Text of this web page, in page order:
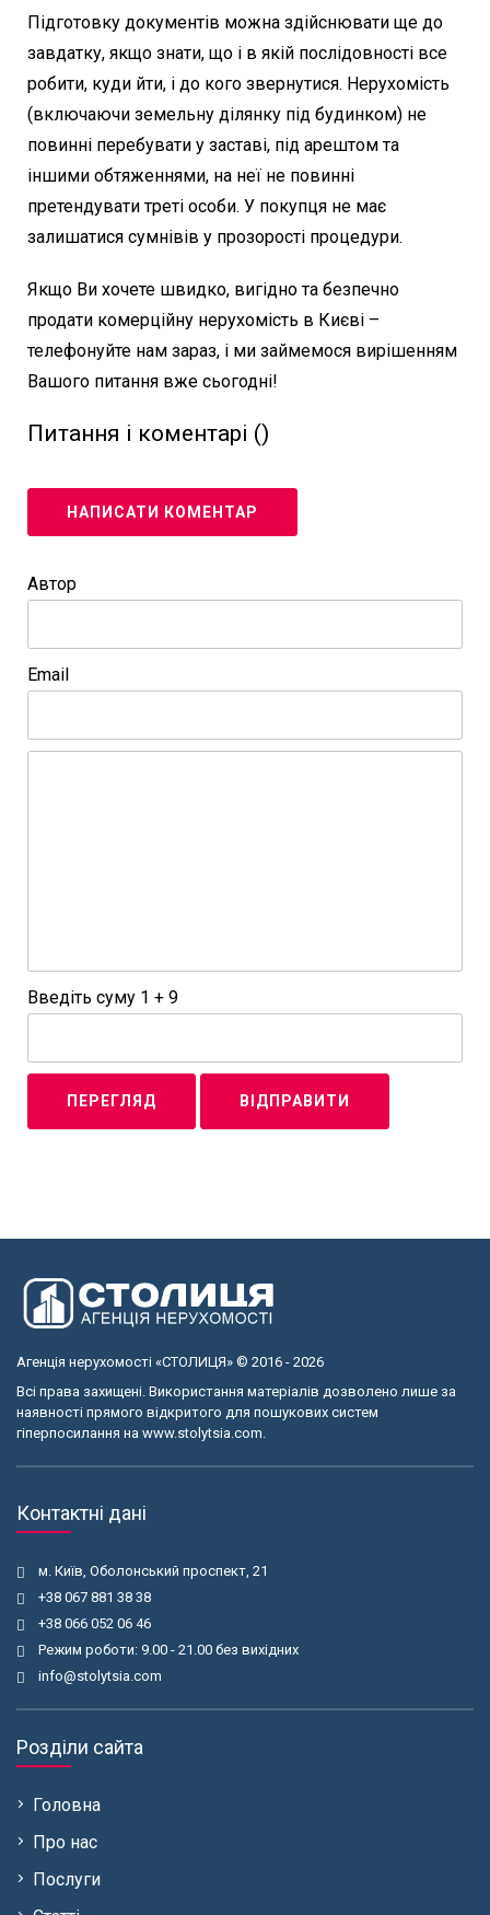
Підготовку документів можна здійснювати ще до
завдатку, якщо знати, що і в якій послідовності все
робити, куди йти, і до кого звернутися. Нерухомість
(включаючи земельну ділянку під будинком) не
повинні перебувати у заставі, під арештом та
іншими обтяженнями, на неї не повинні
претендувати треті особи. У покупця не має
залишатися сумнівів у прозорості процедури.
Якщо Ви хочете швидко, вигідно та безпечно
продати комерційну нерухомість в Києві –
телефонуйте нам зараз, і ми займемося вирішенням
Вашого питання вже сьогодні!
Питання і коментарі ()
НАПИСАТИ КОМЕНТАР
Автор
Email
Введіть суму 1 + 9
Агенція нерухомості «СТОЛИЦЯ» © 2016 - 2026
Всі права захищені. Використання матеріалів дозволено лише за
наявності прямого відкритого для пошукових систем
гіперпосилання на www.stolytsia.com.
Контактні дані
м. Київ, Оболонський проспект, 21
+38 067 881 38 38
+38 066 052 06 46
Режим роботи: 9.00 - 21.00 без вихідних
info@stolytsia.com
Розділи сайта
Головна
Про нас
Послуги